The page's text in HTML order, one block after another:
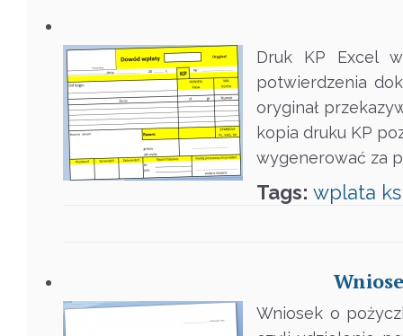
Druk KP Excel
potwierdzenia
oryginał
kopia druku KP
wygenerować za
Tags: wplata
Wniosek o